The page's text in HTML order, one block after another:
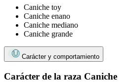
Caniche toy
Caniche enano
Caniche mediano
Caniche grande
Carácter y comportamiento
Carácter de la raza Caniche